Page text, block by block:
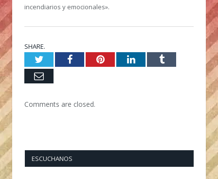
incendiarios y emocionales».
SHARE.
TwitterFacebookPinterestLinkedInTumblr
Email
Comments are closed.
ESCUCHANOS